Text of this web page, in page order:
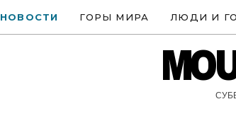
НОВОСТИ ГОРЫ МИРА ЛЮДИ И